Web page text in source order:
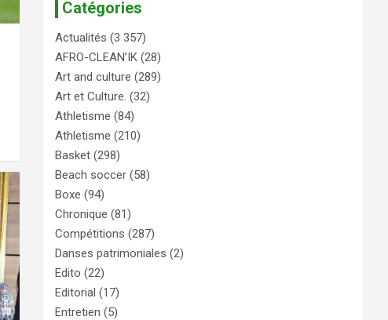
Catégories
Actualités (3 357)
AFRO-CLEAN’IK (28)
Art and culture (289)
Art et Culture. (32)
Athletisme (84)
Athletisme (210)
Basket (298)
Beach soccer (58)
Boxe (94)
Chronique (81)
Compétitions (287)
Danses patrimoniales (2)
Edito (22)
Editorial (17)
Entretien (5)